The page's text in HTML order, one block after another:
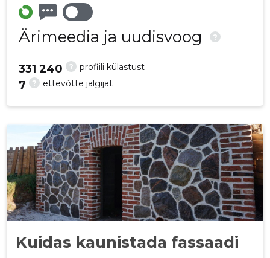
Ärimeedia ja uudisvoog ?
? profiili külastust
331 240
? ettevõtte jälgijat
7
Kuidas kaunistada fassaadi